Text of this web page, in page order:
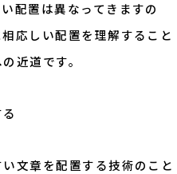
配置は異なってきますの
応しい配置を理解すること
近道です。
文章を配置する技術のこと